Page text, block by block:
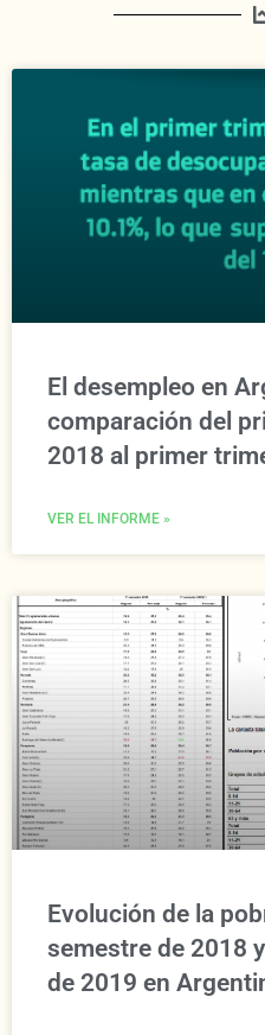
El desempleo en
comparación del
2018 al primer
VER EL INFORME »
Evolución de la
semestre de 2018
de 2019 en